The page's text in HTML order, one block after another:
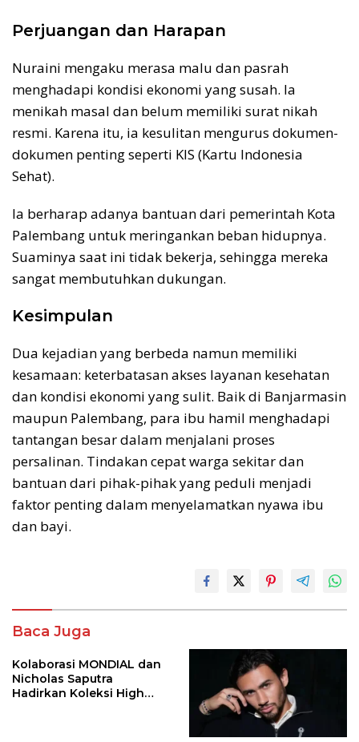
Perjuangan dan Harapan
Nuraini mengaku merasa malu dan pasrah
menghadapi kondisi ekonomi yang susah. Ia
menikah masal dan belum memiliki surat nikah
resmi. Karena itu, ia kesulitan mengurus dokumen-
dokumen penting seperti KIS (Kartu Indonesia
Sehat).
Ia berharap adanya bantuan dari pemerintah Kota
Palembang untuk meringankan beban hidupnya.
Suaminya saat ini tidak bekerja, sehingga mereka
sangat membutuhkan dukungan.
Kesimpulan
Dua kejadian yang berbeda namun memiliki
kesamaan: keterbatasan akses layanan kesehatan
dan kondisi ekonomi yang sulit. Baik di Banjarmasin
maupun Palembang, para ibu hamil menghadapi
tantangan besar dalam menjalani proses
persalinan. Tindakan cepat warga sekitar dan
bantuan dari pihak-pihak yang peduli menjadi
faktor penting dalam menyelamatkan nyawa ibu
dan bayi.
Baca Juga
Kolaborasi MONDIAL dan
Nicholas Saputra
Hadirkan Koleksi High